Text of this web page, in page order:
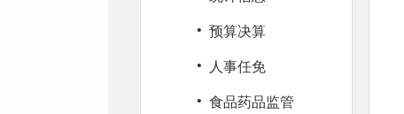
· 预算决算
· 人事任免
· 食品药品监管